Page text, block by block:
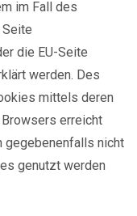
im Fall des
Seite
die EU-Seite
werden. Des
mittels deren
erreicht
gegebenenfalls nicht
genutzt werden